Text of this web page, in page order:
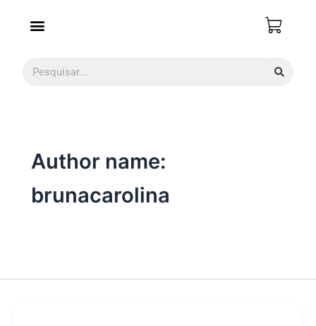
Author name:
brunacarolina